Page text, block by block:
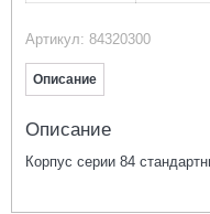
Артикул: 84320300
Описание
Описание
Корпус серии 84